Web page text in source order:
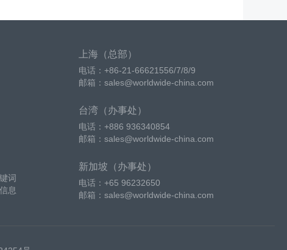
词
息
上海（总部）
电话：+86-21-66621556/7/8/9
邮箱：sales@worldwide-china.com
台湾（办事处）
电话：+886 936340854
邮箱：sales@worldwide-china.com
新加坡（办事处）
电话：+65 96232650
邮箱：sales@worldwide-china.com